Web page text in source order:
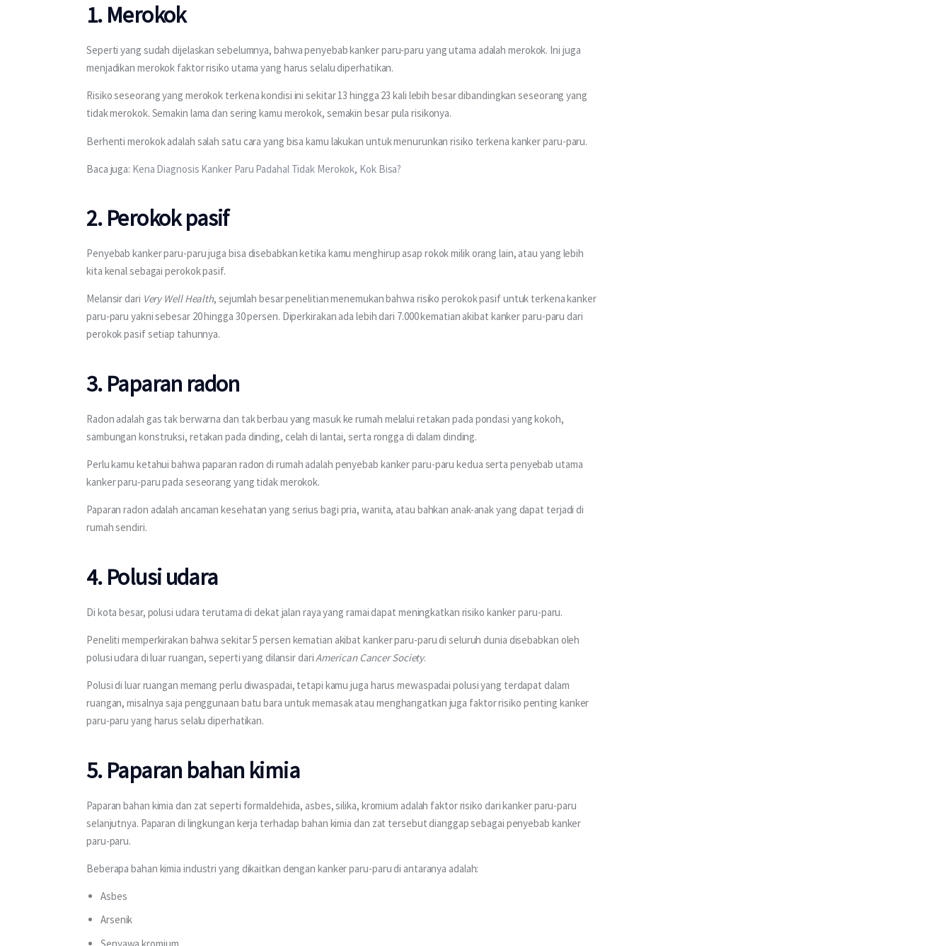
1. Merokok
Seperti yang sudah dijelaskan sebelumnya, bahwa penyebab kanker paru-paru yang utama adalah merokok. Ini juga
menjadikan merokok faktor risiko utama yang harus selalu diperhatikan.
Risiko seseorang yang merokok terkena kondisi ini sekitar 13 hingga 23 kali lebih besar dibandingkan seseorang yang
tidak merokok. Semakin lama dan sering kamu merokok, semakin besar pula risikonya.
Berhenti merokok adalah salah satu cara yang bisa kamu lakukan untuk menurunkan risiko terkena kanker paru-paru.
Baca juga: Kena Diagnosis Kanker Paru Padahal Tidak Merokok, Kok Bisa?
2. Perokok pasif
Penyebab kanker paru-paru juga bisa disebabkan ketika kamu menghirup asap rokok milik orang lain, atau yang lebih
kita kenal sebagai perokok pasif.
Melansir dari Very Well Health, sejumlah besar penelitian menemukan bahwa risiko perokok pasif untuk terkena kanker
paru-paru yakni sebesar 20 hingga 30 persen. Diperkirakan ada lebih dari 7.000 kematian akibat kanker paru-paru dari
perokok pasif setiap tahunnya.
3. Paparan radon
Radon adalah gas tak berwarna dan tak berbau yang masuk ke rumah melalui retakan pada pondasi yang kokoh,
sambungan konstruksi, retakan pada dinding, celah di lantai, serta rongga di dalam dinding.
Perlu kamu ketahui bahwa paparan radon di rumah adalah penyebab kanker paru-paru kedua serta penyebab utama
kanker paru-paru pada seseorang yang tidak merokok.
Paparan radon adalah ancaman kesehatan yang serius bagi pria, wanita, atau bahkan anak-anak yang dapat terjadi di
rumah sendiri.
4. Polusi udara
Di kota besar, polusi udara terutama di dekat jalan raya yang ramai dapat meningkatkan risiko kanker paru-paru.
Peneliti memperkirakan bahwa sekitar 5 persen kematian akibat kanker paru-paru di seluruh dunia disebabkan oleh
polusi udara di luar ruangan, seperti yang dilansir dari American Cancer Society.
Polusi di luar ruangan memang perlu diwaspadai, tetapi kamu juga harus mewaspadai polusi yang terdapat dalam
ruangan, misalnya saja penggunaan batu bara untuk memasak atau menghangatkan juga faktor risiko penting kanker
paru-paru yang harus selalu diperhatikan.
5. Paparan bahan kimia
Paparan bahan kimia dan zat seperti formaldehida, asbes, silika, kromium adalah faktor risiko dari kanker paru-paru
selanjutnya. Paparan di lingkungan kerja terhadap bahan kimia dan zat tersebut dianggap sebagai penyebab kanker
paru-paru.
Beberapa bahan kimia industri yang dikaitkan dengan kanker paru-paru di antaranya adalah:
Asbes
Arsenik
Senyawa kromium